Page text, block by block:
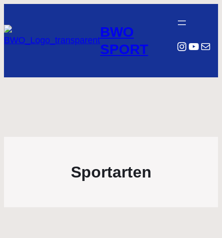
BWO
SPORT
E-Mail
Sportarten